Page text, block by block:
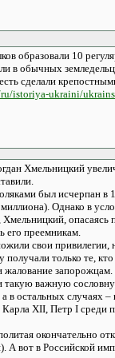
образовали 10
в обычных
сделали
istoriya-ukraini/
Хмельницкий
был исчерпан в
Однако в
опасаясь
его преемникам.
свои привилегии,
получали только те,
запорожцам.
такую важную
в остальных случаях
ХІІ, Петр І
окончательно
А вот в Российской